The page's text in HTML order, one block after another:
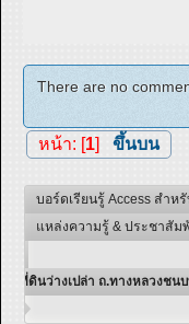
There are no
หน้า: [ 1] ขึ้นบน
บอร์ดเรียนรู้ Access สำห
แหล่งความรู้ & ประชาสัม
ที่ดินว่างเปล่า ถ.ทางหลวงช